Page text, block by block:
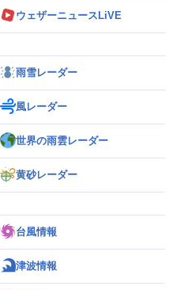
ウェザーニュースLiVE
雨雪レーダー
風レーダー
世界の雨雲レーダー
黄砂レーダー
台風情報
津波情報